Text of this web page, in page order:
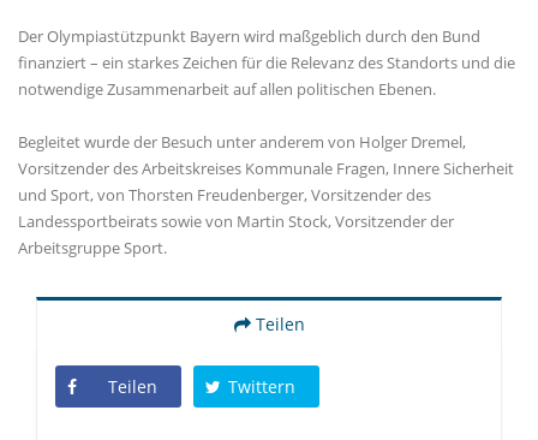
Der Olympiastützpunkt Bayern wird maßgeblich durch den Bund
finanziert – ein starkes Zeichen für die Relevanz des Standorts und die
notwendige Zusammenarbeit auf allen politischen Ebenen.
Begleitet wurde der Besuch unter anderem von Holger Dremel,
Vorsitzender des Arbeitskreises Kommunale Fragen, Innere Sicherheit
und Sport, von Thorsten Freudenberger, Vorsitzender des
Landessportbeirats sowie von Martin Stock, Vorsitzender der
Arbeitsgruppe Sport.
Teilen
Teilen Twittern